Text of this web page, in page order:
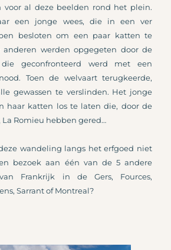
voor al deze beelden rond het plein.
een jonge wees, die in een ver
besloten om een ​​paar katten te
werden opgegeten door de
geconfronteerd werd met een
Toen de welvaart terugkeerde,
gewassen te verslinden. Het jonge
haar katten los te laten die, door de
Romieu hebben gered…
wandeling langs het erfgoed niet
bezoek aan één van de 5 andere
Frankrijk in de Gers, Fources,
Sarrant of Montreal?